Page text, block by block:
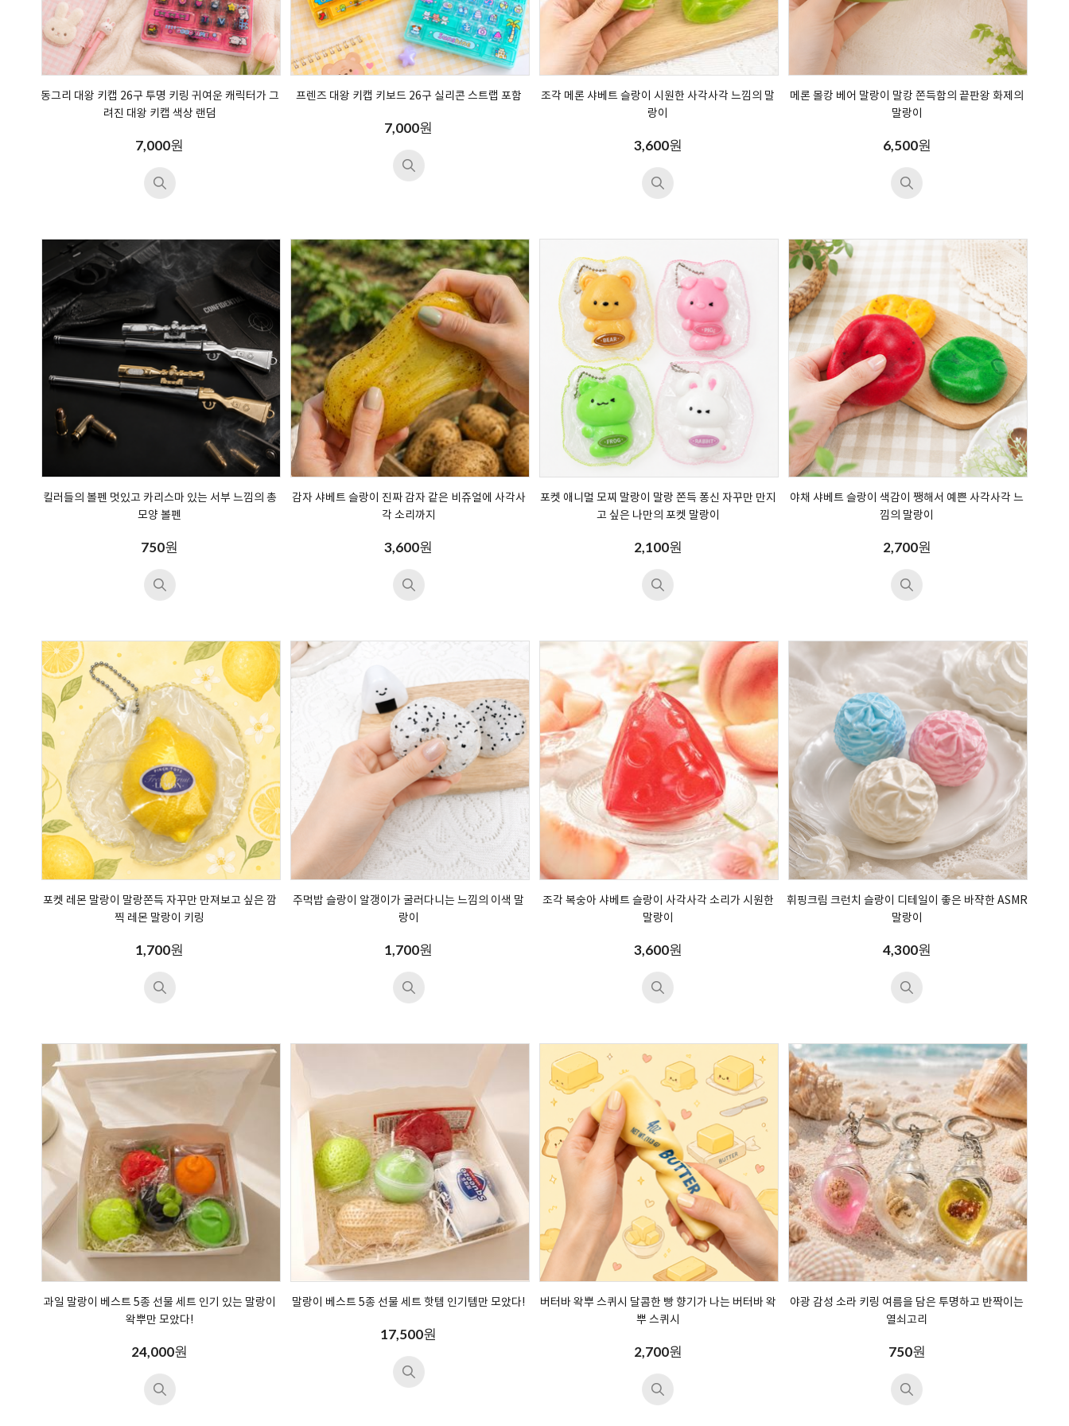
동그리 대왕 키캡 26구 투명 키링 귀여운 캐릭터가 그
려진 대왕 키캡 색상 랜덤
7,000원
프렌즈 대왕 키캡 키보드 26구 실리콘 스트랩 포함
7,000원
조각 메론 샤베트 슬랑이 시원한 사각사각 느낌의 말
랑이
3,600원
메론 몰캉 베어 말랑이 말캉 쫀득함의 끝판왕 화제의
말랑이
6,500원
킬러들의 볼펜 멋있고 카리스마 있는 서부 느낌의 총
모양 볼펜
750원
감자 샤베트 슬랑이 진짜 감자 같은 비쥬얼에 사각사
각 소리까지
3,600원
포켓 애니멀 모찌 말랑이 말랑 쫀득 퐁신 자꾸만 만지
고 싶은 나만의 포켓 말랑이
2,100원
야채 샤베트 슬랑이 색감이 쨍해서 예쁜 사각사각 느
낌의 말랑이
2,700원
포켓 레몬 말랑이 말랑쫀득 자꾸만 만져보고 싶은 깜
찍 레몬 말랑이 키링
1,700원
주먹밥 슬랑이 알갱이가 굴러다니는 느낌의 이색 말
랑이
1,700원
조각 복숭아 샤베트 슬랑이 사각사각 소리가 시원한
말랑이
3,600원
휘핑크림 크런치 슬랑이 디테일이 좋은 바쟉한 ASMR
말랑이
4,300원
과일 말랑이 베스트 5종 선물 세트 인기 있는 말랑이
왁뿌만 모았다!
24,000원
말랑이 베스트 5종 선물 세트 핫템 인기템만 모았다!
17,500원
버터바 왁뿌 스퀴시 달콤한 빵 향기가 나는 버터바 왁
뿌 스퀴시
2,700원
야광 감성 소라 키링 여름을 담은 투명하고 반짝이는
열쇠고리
750원